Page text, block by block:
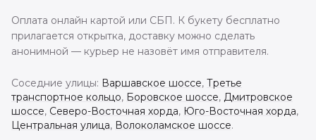
Оплата онлайн картой или СБП. К букету бесплатно
прилагается открытка, доставку можно сделать
анонимной — курьер не назовёт имя отправителя.
Соседние улицы: Варшавское шоссе, Третье
транспортное кольцо, Боровское шоссе, Дмитровское
шоссе, Северо-Восточная хорда, Юго-Восточная хорда,
Центральная улица, Волоколамское шоссе.